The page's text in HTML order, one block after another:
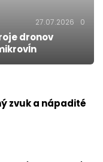
27.07.2026 0
dronov
zvuk a nápadité